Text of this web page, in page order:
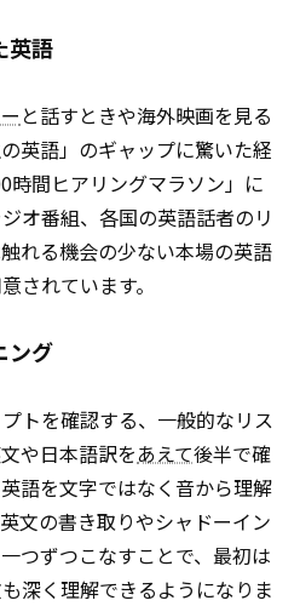
英語
と話すときや海外映画を見る
英語」のギャップに驚いた経
時間ヒアリングマラソン」に
オ番組、各国の英語話者のリ
れる機会の少ない本場の英語
されています。
ング
トを確認する、一般的なリス
や日本語訳をあえて後半で確
語を文字ではなく音から理解
文の書き取りやシャドーイン
つずつこなすことで、最初は
深く理解できるようになりま